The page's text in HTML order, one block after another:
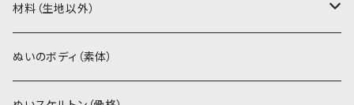
ソフトボア（5mm）
ぬいトリコット
ソフトボア
スキンカラー系
白系
ぬいトリコット
スキンカラー系
材料（生地以外）
アイロン接着シート
ぬいのボディ（素体）